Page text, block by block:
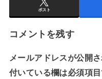
ポスト
コメントを残す
メールアドレスが公開
付いている欄は必須項